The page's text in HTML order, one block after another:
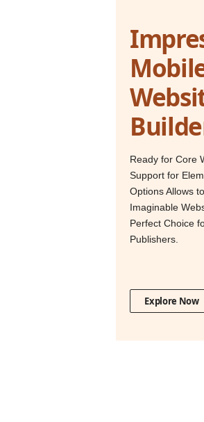
Ready for Core
Support for
Options Allows
Imaginable
Perfect Choice
Publishers.
Explore Now